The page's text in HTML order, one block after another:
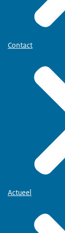
Contact
Actueel